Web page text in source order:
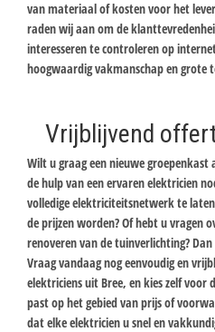
van materiaal of kosten voor het
raden wij aan om de
interesseren te controleren op
hoogwaardig vakmanschap en grote
Vrijblijvend
Wilt u graag een nieuwe
de hulp van een ervaren elektricien
volledige elektriciteitsnetwerk te
de prijzen worden? Of hebt u vragen
renoveren van de tuinverlichting?
Vraag vandaag nog eenvoudig en
elektriciens uit Bree, en kies zelf voor
past op het gebied van prijs of
dat elke elektricien u snel en